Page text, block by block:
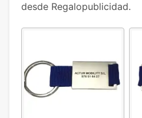
desde Regalopublicidad.